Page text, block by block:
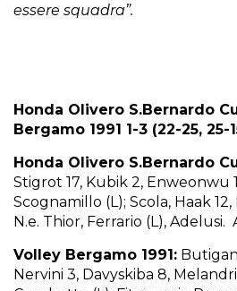
essere squadra”.
Honda Olivero S.Bernardo
Bergamo 1991 1-3 (22-25, 25-
Honda Olivero S.Bernardo
Stigrot 17, Kubik 2, Enweonwu
Scognamillo (L); Scola, Haak
N.e. Thior, Ferrario (L),
Volley Bergamo 1991:
Nervini 3, Davyskiba 8,